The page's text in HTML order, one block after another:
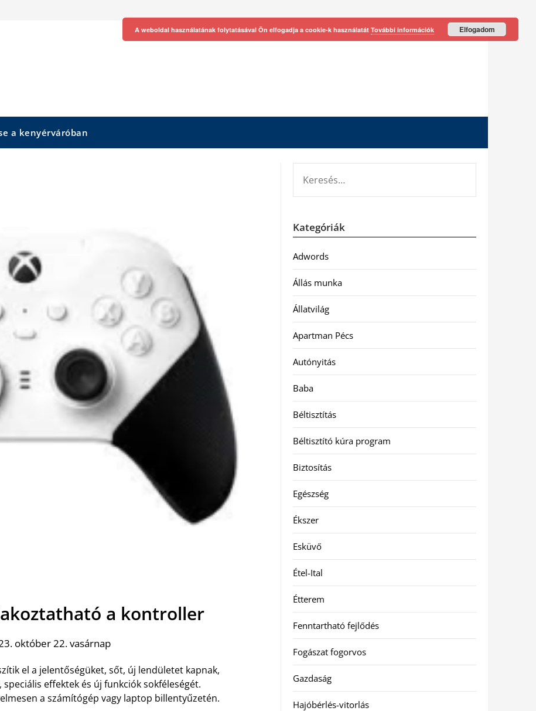
a kenyérváróban
a kontroller
október 22. vasárnap
el a jelentőségüket, sőt, új lendületet kapnak,
effektek és új funkciók sokféleségét.
a számítógép vagy laptop billentyűzetén.
Kategóriák
Adwords
Állás munka
Állatvilág
Apartman Pécs
Autónyitás
Baba
Béltisztítás
Béltisztító kúra program
Biztosítás
Egészség
Ékszer
Esküvő
Étel-Ital
Étterem
Fenntartható fejlődés
Fogászat fogorvos
Gazdaság
Hajóbérlés-vitorlás
A weboldal használatának folytatásával Ön elfogadja a cookie-k használatát További információk Elfogadom